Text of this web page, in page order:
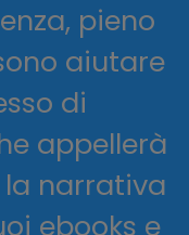
pieno
aiutare
di
appellerà
narrativa
ebooks e